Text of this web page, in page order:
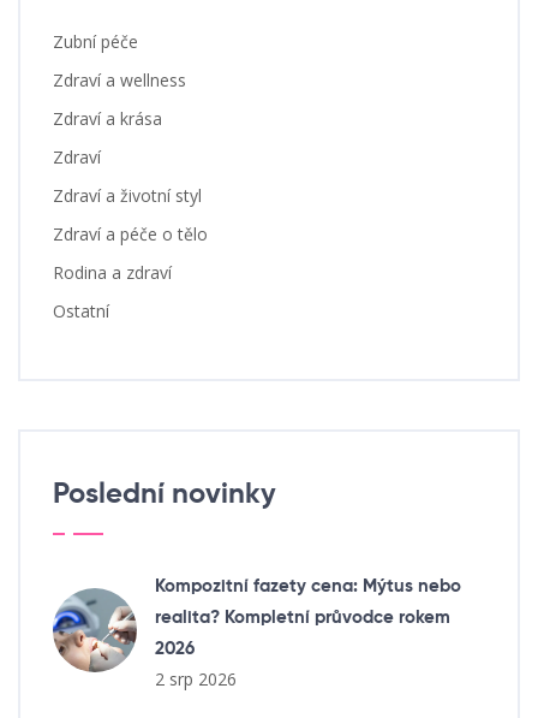
Zubní péče
Zdraví a wellness
Zdraví a krása
Zdraví
Zdraví a životní styl
Zdraví a péče o tělo
Rodina a zdraví
Ostatní
Poslední novinky
Kompozitní fazety cena: Mýtus nebo
realita? Kompletní průvodce rokem
2026
2 srp 2026